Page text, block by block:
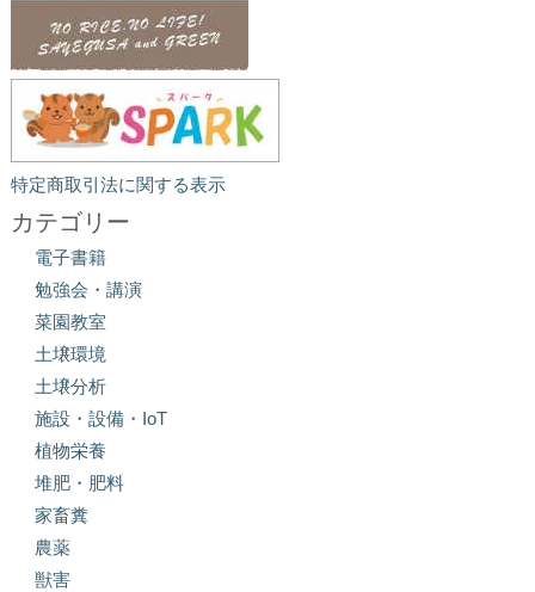
特定商取引法に関する表示
カテゴリー
電子書籍
勉強会・講演
菜園教室
土壌環境
土壌分析
施設・設備・IoT
植物栄養
堆肥・肥料
家畜糞
農薬
獣害